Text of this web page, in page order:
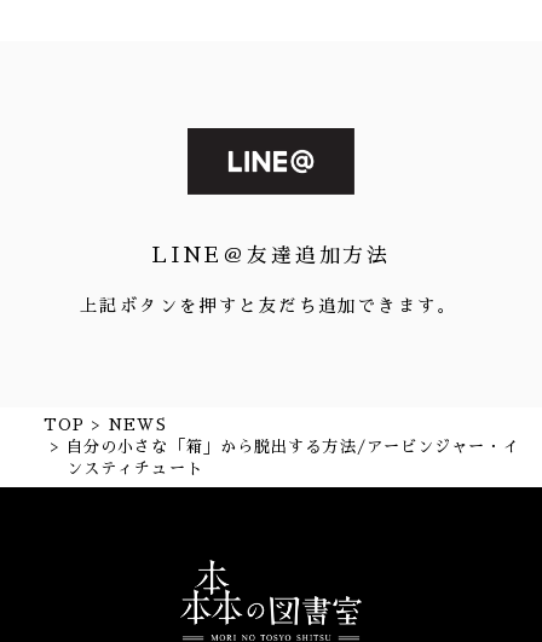
LINE＠友達追加方法
上記ボタンを押すと友だち追加できます。
TOP
NEWS
自分の小さな「箱」から脱出する方法/アービンジャー・イ
ンスティチュート